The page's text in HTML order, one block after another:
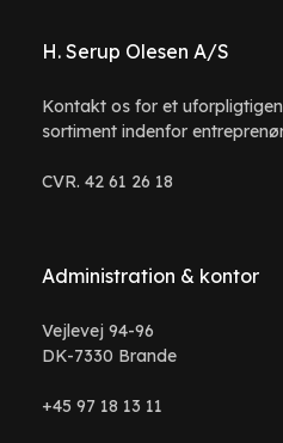
H. Serup Olesen A/S
Kontakt os for et
sortiment indenfor
CVR. 42 61 26 18
Administration & kontor
Vejlevej 94-96
DK-7330 Brande
+45 97 18 13 11